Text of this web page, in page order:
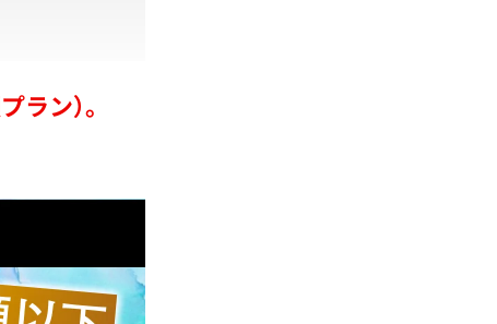
ン）。